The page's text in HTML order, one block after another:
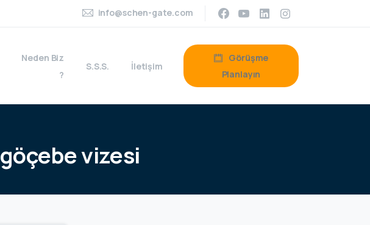
info@schen-gate.com
Neden Biz
?
S.S.S. İletişim
Görüşme
Planlayın
göçebevizesi